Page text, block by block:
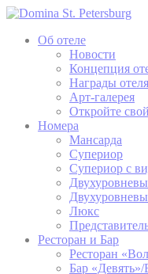
Об отеле
Новости
Концепция
Награды отеля
Арт-галерея
Откройте
Номера
Мансарда
Супериор
Супериор с
Люкс
Ресторан и Бар
Ресторан
Бар